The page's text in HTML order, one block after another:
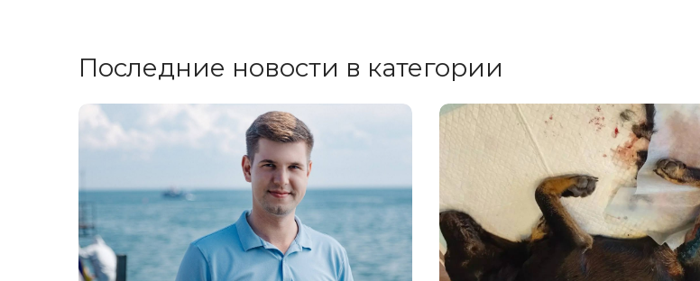
Последние новости в категории